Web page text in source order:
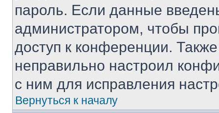
пароль. Если данные
администратором, чтобы
доступ к конференции.
неправильно настроил
с ним для исправления
Вернуться к началу